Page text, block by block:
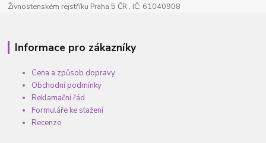
Živnostenském rejstříku Praha 5 ČR , IČ: 61040908
Informace pro zákazníky
Cena a způsob dopravy
Obchodní podmínky
Reklamační řád
Formuláře ke stažení
Recenze